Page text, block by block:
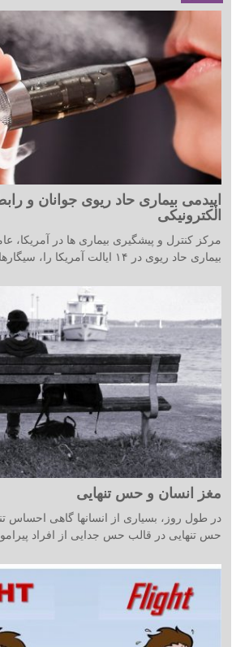
اپیدمی بیماری حاد ریوی جوانان و
الکترونیکی
مرکز کنترل و پیشگیری بیماری ها در آمریکا،
بیماری حاد ریوی در ۱۴ ایالت آمریکا را، سیگارهای ...
مغز انسان و حس تنهایی
در طول روز، بسیاری از انسانها گاهی احساس
حس تنهایی در قالب حس جدایی از افراد